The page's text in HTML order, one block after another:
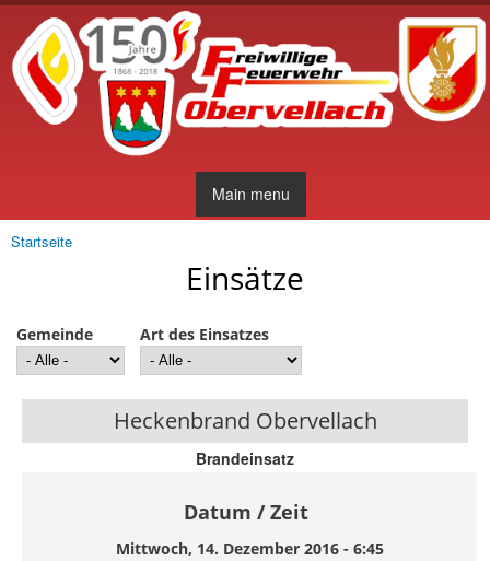
Direkt
zum
Inhalt
Main menu
Sie sind hier
Startseite
Einsätze
Gemeinde Art des Einsatzes
Heckenbrand Obervellach
Brandeinsatz
Datum / Zeit
Mittwoch, 14. Dezember 2016 - 6:45